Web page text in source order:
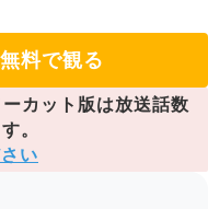
料で観る
カット版は放送話数
。
い